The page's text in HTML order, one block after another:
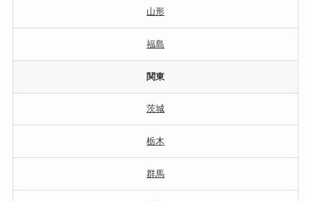
山形
福島
関東
茨城
栃木
群馬